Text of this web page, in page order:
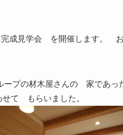
見学会 を開催します。 お
ープの材木屋さんの 家であ
て もらいました。